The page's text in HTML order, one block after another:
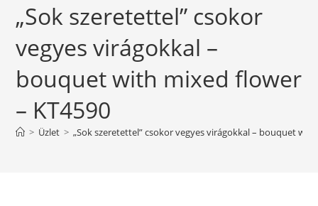
„Sok szeretettel” csokor
vegyes virágokkal –
bouquet with mixed flower
– KT4590
> Üzlet > „Sok szeretettel” csokor vegyes virágokkal – bouquet